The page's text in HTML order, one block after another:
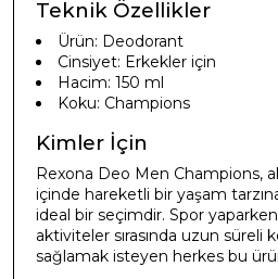
Teknik Özellikler
Ürün: Deodorant
Cinsiyet: Erkekler için
Hacim: 150 ml
Koku: Champions
Kimler İçin
Rexona Deo Men Champions,
içinde hareketli bir yaşam
ideal bir seçimdir. Spor
aktiviteler sırasında uzun süreli
sağlamak isteyen herkes bu